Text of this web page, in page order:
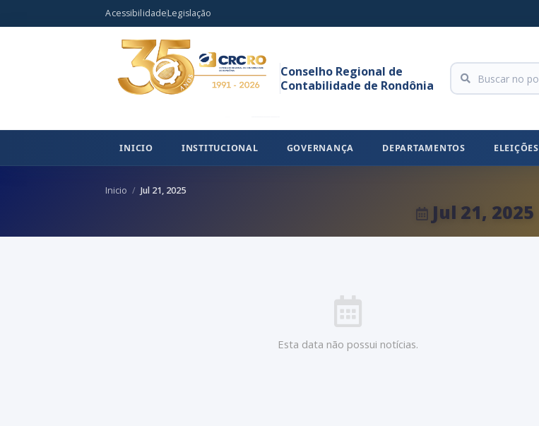
AcessibilidadeLegislação
Conselho Regional de
Contabilidade de Rondônia
INICIO INSTITUCIONAL GOVERNANÇA DEPARTAMENTOS ELEIÇÕES
Inicio Jul 21, 2025
Jul 21, 2025
Esta data não possui notícias.